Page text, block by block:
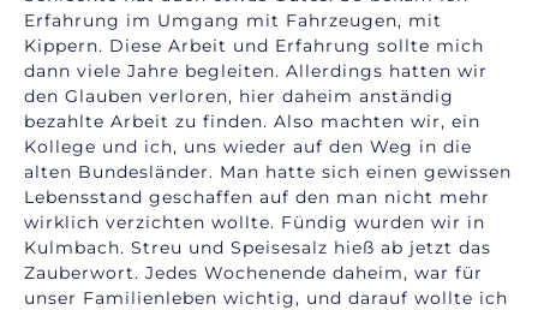
Erfahrung im Umgang mit Fahrzeugen, mit
Kippern. Diese Arbeit und Erfahrung sollte mich
dann viele Jahre begleiten. Allerdings hatten wir
den Glauben verloren, hier daheim anständig
bezahlte Arbeit zu finden. Also machten wir, ein
Kollege und ich, uns wieder auf den Weg in die
alten Bundesländer. Man hatte sich einen gewissen
Lebensstand geschaffen auf den man nicht mehr
wirklich verzichten wollte. Fündig wurden wir in
Kulmbach. Streu und Speisesalz hieß ab jetzt das
Zauberwort. Jedes Wochenende daheim, war für
unser Familienleben wichtig, und darauf wollte ich